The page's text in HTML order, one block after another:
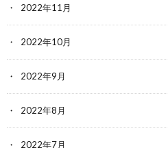
2022年11月
2022年10月
2022年9月
2022年8月
2022年7月